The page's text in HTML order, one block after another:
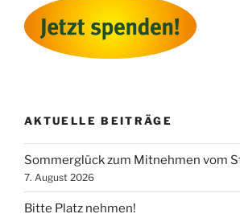
AKTUELLE BEITRÄGE
Sommerglück zum Mitnehmen vom
7. August 2026
Bitte Platz nehmen!